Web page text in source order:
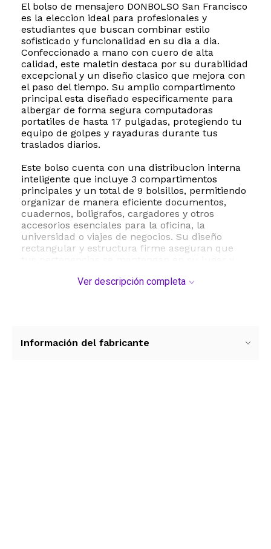
El bolso de mensajero DONBOLSO San Francisco
es la eleccion ideal para profesionales y
estudiantes que buscan combinar estilo
sofisticado y funcionalidad en su dia a dia.
Confeccionado a mano con cuero de alta
calidad, este maletin destaca por su durabilidad
excepcional y un diseño clasico que mejora con
el paso del tiempo. Su amplio compartimento
principal esta diseñado especificamente para
albergar de forma segura computadoras
portatiles de hasta 17 pulgadas, protegiendo tu
equipo de golpes y rayaduras durante tus
traslados diarios.
Este bolso cuenta con una distribucion interna
inteligente que incluye 3 compartimentos
principales y un total de 9 bolsillos, permitiendo
organizar de manera eficiente documentos,
cuadernos, boligrafos, cargadores y otros
accesorios esenciales para la oficina, la
universidad o viajes de negocios. Su diseño
rectangular y estructura firme aseguran que
trayectos largos. Ademas, cuenta con asas de
Ver descripción completa
Información del fabricante